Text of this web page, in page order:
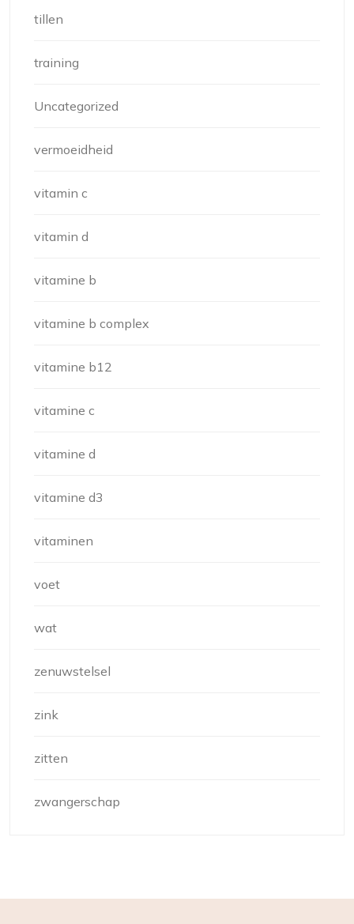
tillen
training
Uncategorized
vermoeidheid
vitamin c
vitamin d
vitamine b
vitamine b complex
vitamine b12
vitamine c
vitamine d
vitamine d3
vitaminen
voet
wat
zenuwstelsel
zink
zitten
zwangerschap